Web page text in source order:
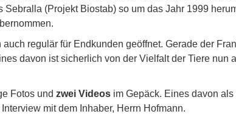
(Projekt Biostab) so um das Jahr 1999
regulär für Endkunden geöffnet. Gerade der
davon ist sicherlich von der Vielfalt der Tiere nun
Fotos und zwei Videos im Gepäck. Eines davon
mit dem Inhaber, Herrn Hofmann.